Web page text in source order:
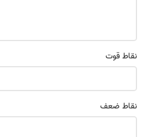
نقاط قوت
نقاط ضعف